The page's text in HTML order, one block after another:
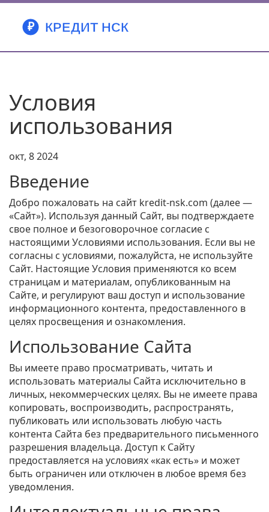
Условия
использования
окт, 8 2024
Введение
Добро пожаловать на сайт kredit-nsk.com (далее —
«Сайт»). Используя данный Сайт, вы подтверждаете
свое полное и безоговорочное согласие с
настоящими Условиями использования. Если вы не
согласны с условиями, пожалуйста, не используйте
Сайт. Настоящие Условия применяются ко всем
страницам и материалам, опубликованным на
Сайте, и регулируют ваш доступ и использование
информационного контента, предоставленного в
целях просвещения и ознакомления.
Использование Сайта
Вы имеете право просматривать, читать и
использовать материалы Сайта исключительно в
личных, некоммерческих целях. Вы не имеете права
копировать, воспроизводить, распространять,
публиковать или использовать любую часть
контента Сайта без предварительного письменного
разрешения владельца. Доступ к Сайту
предоставляется на условиях «как есть» и может
быть ограничен или отключен в любое время без
уведомления.